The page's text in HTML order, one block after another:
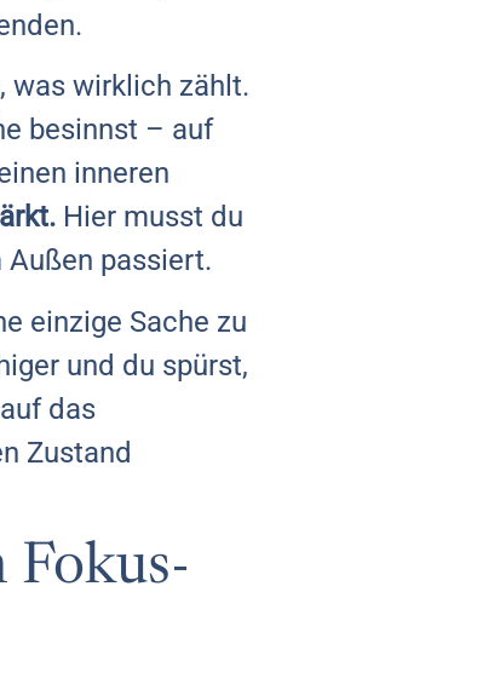
was wirklich zählt.
besinnst – auf
inneren
Hier musst du
passiert.
einzige Sache zu
und du spürst,
das
Zustand